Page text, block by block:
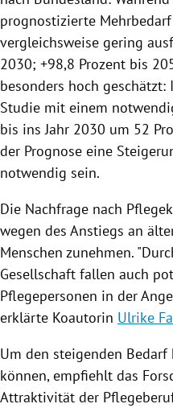
prognostizierte Mehrbedarf
vergleichsweise gering
2030; +98,8 Prozent bis
besonders hoch
Studie mit einem
bis ins Jahr 2030 um 52
der Prognose eine
notwendig sein.
Die Nachfrage nach
wegen des Anstiegs an
Menschen zunehmen.
Gesellschaft fallen auch
Pflegepersonen in der
erklärte Koautorin Ulrike
Um den steigenden
können, empfiehlt das
Attraktivität der